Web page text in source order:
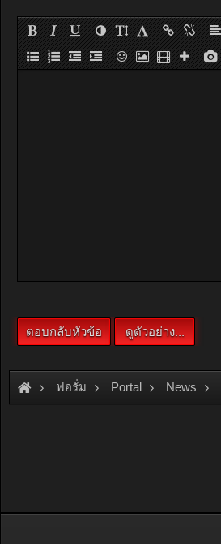
ฟอรั่ม Portal News